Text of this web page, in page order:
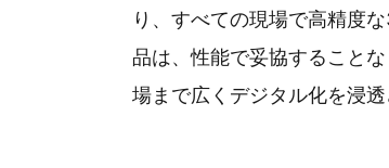
り、すべての現場で高精度
品は、性能で妥協すること
場まで広くデジタル化を浸